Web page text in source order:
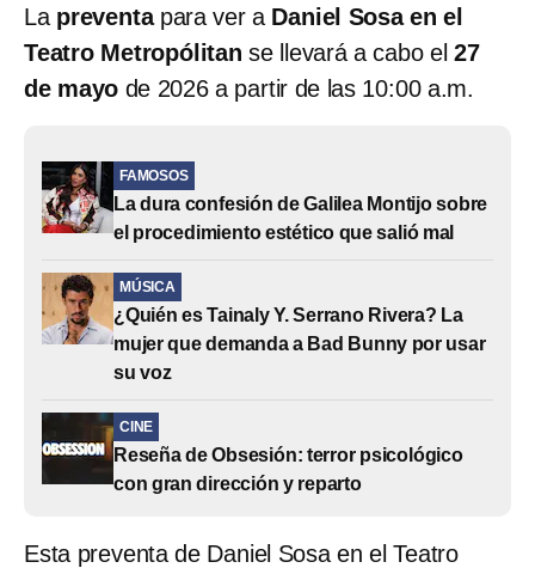
La preventapara ver a Daniel Sosa en el
Teatro Metropólitan se llevará a cabo el27
de mayo de 2026 a partir de las 10:00 a.m.
FAMOSOS
La dura confesión de Galilea Montijo sobre
el procedimiento estético que salió mal
MÚSICA
¿Quién es Tainaly Y. Serrano Rivera? La
mujer que demanda a Bad Bunny por usar
su voz
CINE
Reseña de Obsesión: terror psicológico
con gran dirección y reparto
Esta preventa de Daniel Sosa en el Teatro